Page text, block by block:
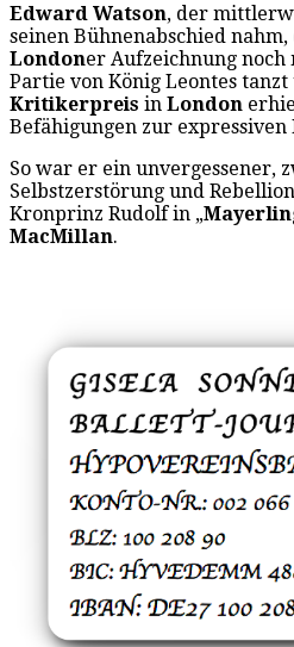
Edward Watson, der
seinen Bühnenabschied
Londoner Aufzeichnung
Partie von König Leontes
Kritikerpreis in London
Befähigungen zur
So war er ein unvergessener,
Selbstzerstörung und
Kronprinz Rudolf in „
MacMillan.